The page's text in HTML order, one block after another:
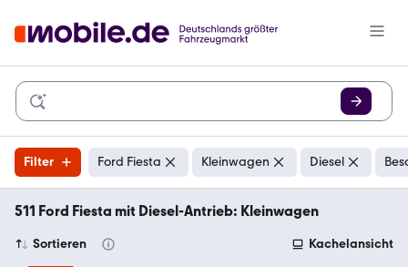
Filter Ford Fiesta Kleinwagen Diesel
511 Ford Fiesta mit Diesel-Antrieb: Kleinwagen
Sortieren Kachelansicht